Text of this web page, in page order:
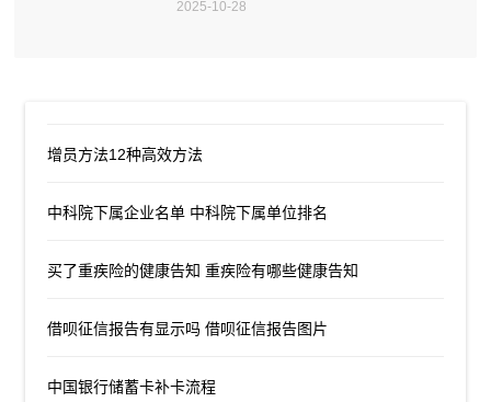
2025-10-28
增员方法12种高效方法
中科院下属企业名单 中科院下属单位排名
买了重疾险的健康告知 重疾险有哪些健康告知
借呗征信报告有显示吗 借呗征信报告图片
中国银行储蓄卡补卡流程